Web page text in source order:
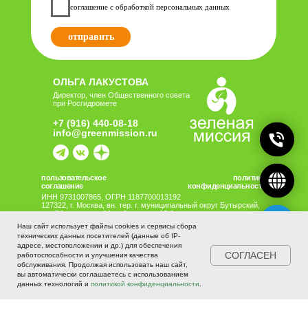
Главная Проекты
Новости
Наш сайт использует файлы cookies и сервисы сбора
технических данных посетителей (данные об IP-
адресе, местоположении и др.) для обеспечения
работоспособности и улучшения качества
обслуживания. Продолжая использовать наш сайт,
вы автоматически соглашаетесь с использованием
данных технологий и политикой конфиденциальности
СОГЛАСЕН